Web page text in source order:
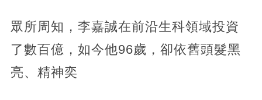
眾所周知，李嘉誠在前沿生科領域投資
了數百億，如今他96歲，卻依舊頭髮黑
亮、精神奕